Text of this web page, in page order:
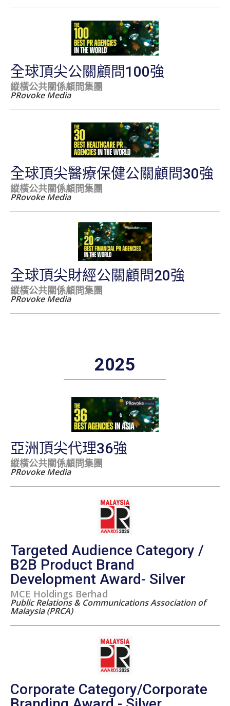
全球頂尖公關顧問100強
縱橫公共關係顧問集團
PRovoke Media
全球頂尖醫療保健公關顧問30強
縱橫公共關係顧問集團
PRovoke Media
全球頂尖財經公關顧問20強
縱橫公共關係顧問集團
PRovoke Media
2025
亞洲頂尖代理36強
縱橫公共關係顧問集團
PRovoke Media
Targeted Audience Category /
B2B Product Brand
Development Award- Silver
MCE Holdings Berhad
Public Relations & Communications Association of
Malaysia (PRCA)
Corporate Category/Corporate